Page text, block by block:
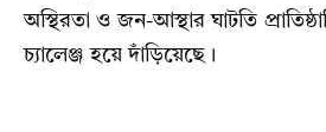
অস্থিরতা ও জন-আস্থার ঘাটতি
চ্যালেঞ্জ হয়ে দাঁড়িয়েছে।